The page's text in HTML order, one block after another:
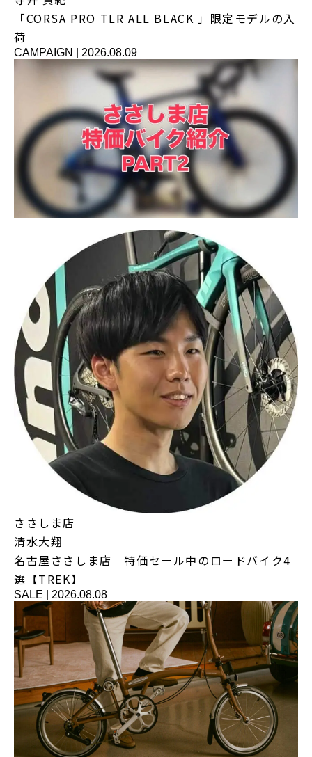
「CORSA PRO TLR ALL BLACK 」限定モデルの入
荷
CAMPAIGN 2026.08.09
ささしま店
清水大翔
名古屋ささしま店 特価セール中のロードバイク4
選【TREK】
SALE 2026.08.08